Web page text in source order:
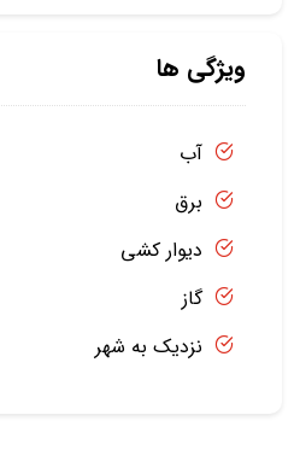
ویژگی ها
آب
برق
دیوار کشی
گاز
نزدیک به شهر